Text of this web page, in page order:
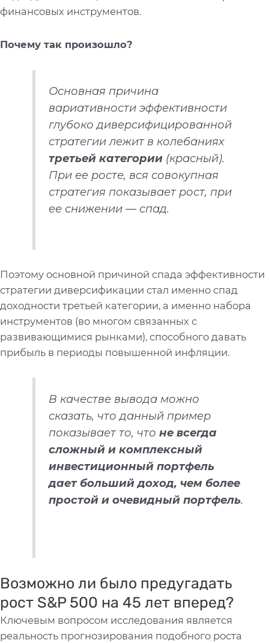
финансовых инструментов.
Почему так произошло?
Основная причина
вариативности эффективности
глубоко диверсифицированной
стратегии лежит в колебаниях
третьей категории(красный).
При ее росте, вся совокупная
стратегия показывает рост, при
ее снижении — спад.
Поэтому основной причиной спада эффективности
стратегии диверсификации стал именно спад
доходности третьей категории, а именно набора
инструментов (во многом связанных с
развивающимися рынками), способного давать
прибыль в периоды повышенной инфляции.
В качестве вывода можно
сказать, что данный пример
показывает то, что не всегда
сложный и комплексный
инвестиционный портфель
дает больший доход, чем более
простой и очевидный портфель.
Возможно ли было предугадать
рост S&P 500 на 45 лет вперед?
Ключевым вопросом исследования является
реальность прогнозирования подобного роста